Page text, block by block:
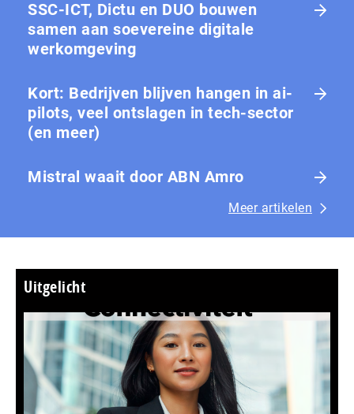
SSC-ICT, Dictu en DUO bouwen
samen aan soevereine digitale
werkomgeving
Kort: Bedrijven blijven hangen in ai-
pilots, veel ontslagen in tech-sector
(en meer)
Mistral waait door ABN Amro
Meer artikelen
Uitgelicht